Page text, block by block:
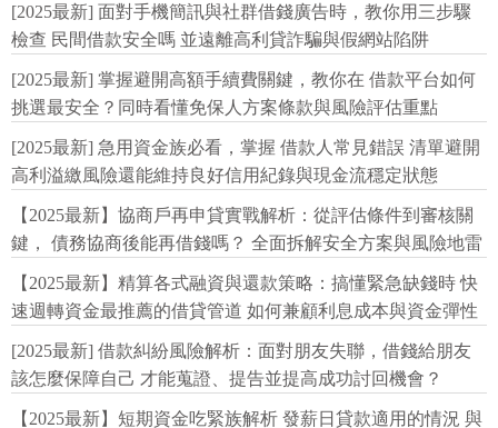
[2025最新] 面對手機簡訊與社群借錢廣告時，教你用三步驟
檢查 民間借款安全嗎 並遠離高利貸詐騙與假網站陷阱
[2025最新] 掌握避開高額手續費關鍵，教你在 借款平台如何
挑選最安全？同時看懂免保人方案條款與風險評估重點
[2025最新] 急用資金族必看，掌握 借款人常見錯誤 清單避開
高利溢繳風險還能維持良好信用紀錄與現金流穩定狀態
【2025最新】協商戶再申貸實戰解析：從評估條件到審核關
鍵， 債務協商後能再借錢嗎？ 全面拆解安全方案與風險地雷
【2025最新】精算各式融資與還款策略：搞懂緊急缺錢時 快
速週轉資金最推薦的借貸管道 如何兼顧利息成本與資金彈性
[2025最新] 借款糾紛風險解析：面對朋友失聯，借錢給朋友
該怎麼保障自己 才能蒐證、提告並提高成功討回機會？
【2025最新】短期資金吃緊族解析 發薪日貸款適用的情況 與